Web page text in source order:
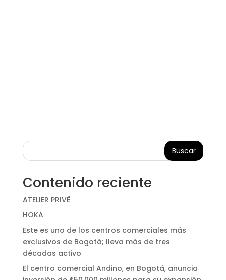
Buscar
Contenido reciente
ATELIER PRIVÊ
HOKA
Este es uno de los centros comerciales más
exclusivos de Bogotá; lleva más de tres
décadas activo
El centro comercial Andino, en Bogotá, anuncia